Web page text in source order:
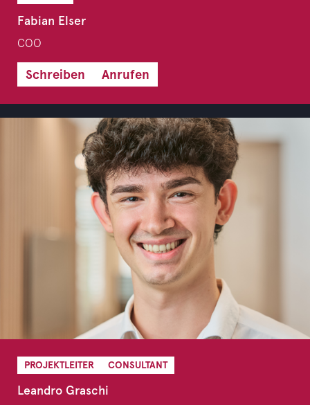
PROJEKTLEITER CONSULTANT
Leandro Graschi
Fabian Elser
COO
Schreiben Anrufen